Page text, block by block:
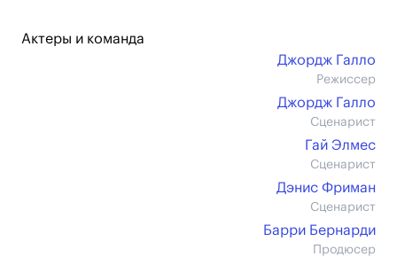
Актеры и команда
Джордж Галло
Режиссер
Джордж Галло
Сценарист
Гай Элмес
Сценарист
Дэнис Фриман
Сценарист
Барри Бернарди
Продюсер